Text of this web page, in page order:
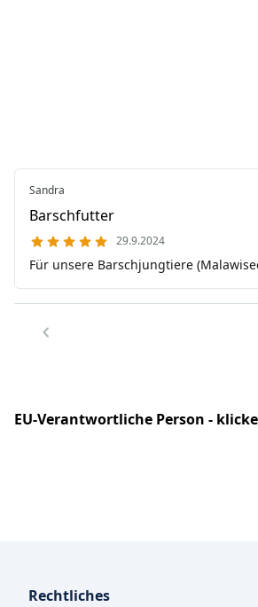
Sandra
Barschfutter
29.9.2024
Für unsere Barschjungtiere
EU-Verantwortliche Person -
Rechtliches